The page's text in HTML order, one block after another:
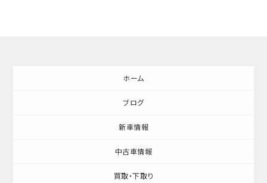
ホーム
ブログ
新車情報
中古車情報
買取・下取り